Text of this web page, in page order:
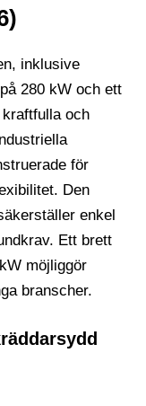
inklusive
280 kW och ett
och
för
Den
enkel
Ett brett
möjliggör
branscher.